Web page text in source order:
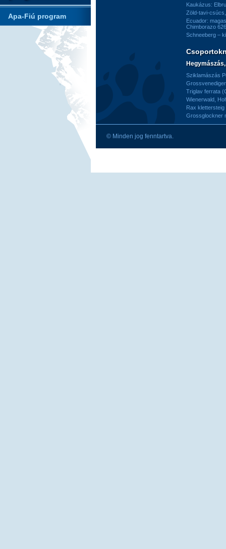
Apa-Fiú program
Kaukázus:
Zöld-tavi-
Ecuador:
Chimborazo
Schneeberg –
Sziklamászás
Triglav ferrata
Wienerwald,
Rax
Grossglockner
© Minden jog fenntartva.